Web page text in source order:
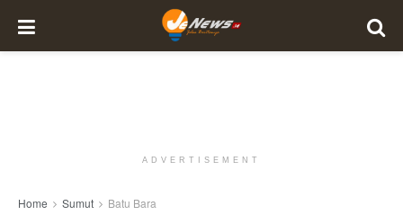
ADVERTISEMENT
Home Sumut Batu Bara